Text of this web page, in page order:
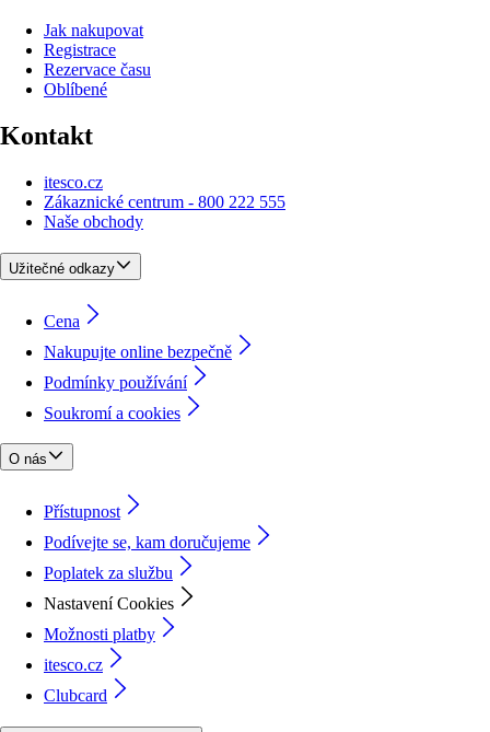
Jak nakupovat
Registrace
Rezervace času
Oblíbené
Kontakt
itesco.cz
Zákaznické centrum - 800 222 555
Naše obchody
Užitečné odkazy
Cena
Nakupujte online bezpečně
Podmínky používání
Soukromí a cookies
O nás
Přístupnost
Podívejte se, kam doručujeme
Poplatek za službu
Nastavení Cookies
Možnosti platby
itesco.cz
Clubcard